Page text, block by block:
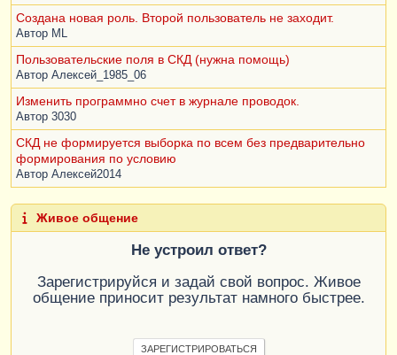
Создана новая роль. Второй пользователь не заходит.
Автор ML
Пользовательские поля в СКД (нужна помощь)
Автор Алексей_1985_06
Изменить программно счет в журнале проводок.
Автор 3030
СКД не формируется выборка по всем без предварительно
формирования по условию
Автор Алексей2014
Живое общение
Не устроил ответ?
Зарегистрируйся и задай свой вопрос. Живое
общение приносит результат намного быстрее.
ЗАРЕГИСТРИРОВАТЬСЯ